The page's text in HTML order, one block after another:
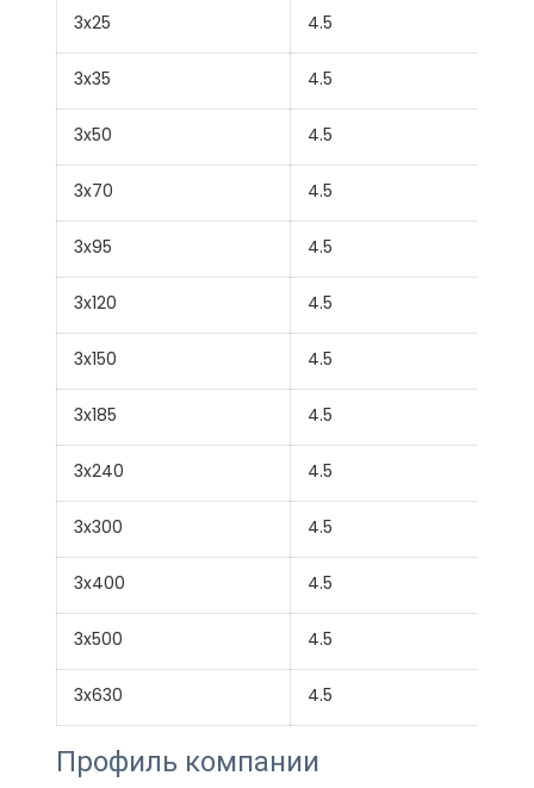
3x25 4.5
3x35 4.5
3x50 4.5
3x70 4.5
3x95 4.5
3x120 4.5
3x150 4.5
3x185 4.5
3x240 4.5
3x300 4.5
3x400 4.5
3x500 4.5
3x630 4.5
Профиль компании